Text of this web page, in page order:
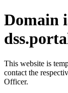
Domain
This website is
contact the
Officer.